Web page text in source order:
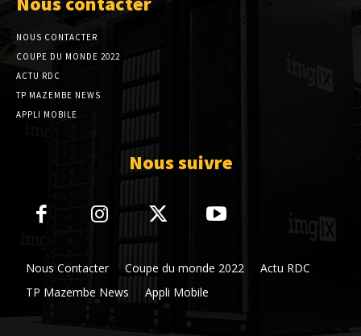
NOUS CONTACTER
COUPE DU MONDE 2022
ACTU RDC
TP MAZEMBE NEWS
APPLI MOBILE
Nous suivre
Nous Contacter Coupe du monde 2022
Actu RDC
TP Mazembe News
Appli Mobile